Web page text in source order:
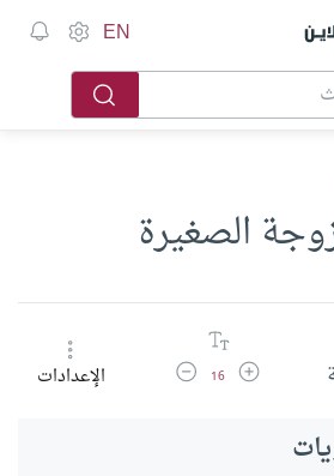
لاين EN
الصغيرة
زيادة حجم الخط
16 تقليل حجم الخطالإعدادات